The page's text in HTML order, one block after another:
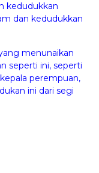
kedudukkan
dan kedudukkan
menunaikan
seperti ini, seperti
perempuan,
ini dari segi